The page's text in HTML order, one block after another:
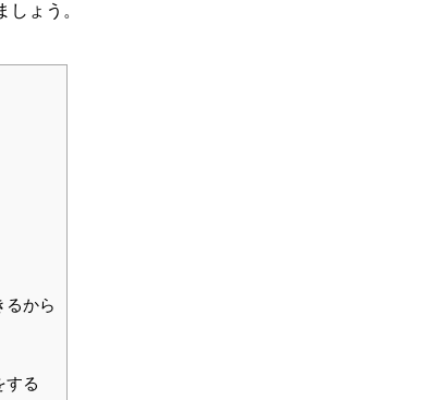
ょう。
るから
する